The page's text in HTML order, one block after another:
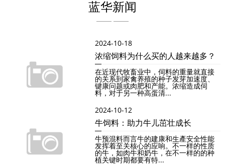
蓝华新闻
2024-10-18
浓缩饲料为什么买的人越来越多？
在近现代牧畜业中，伺料的重量就直接
的关系到家禽养殖的种子发芽加速度、
键康问题或肉肥和产能。浓缩造成伺
料，对于另一种高蛋清...
2024-10-12
牛饲料：助力牛儿茁壮成长
牛预混料而言牛的建康和生產安全性能
发挥着至关核心的应响。不一样的性质
的牛，如肉牛和奶牛，在不一样的的种
植关键时期都要有特...